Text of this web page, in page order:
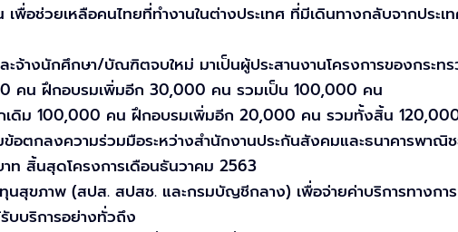
อช่วยเหลือคนไทยที่ทำงานในต่างประเทศ ที่มีเดินทางกลับจากประเ
จ้างนักศึกษา/บัณฑิตจบใหม่ มาเป็นผู้ประสานงานโครงการของกระท
คน ฝึกอบรมเพิ่มอีก 30,000 คน รวมเป็น 100,000 คน
เดิม 100,000 คน ฝึกอบรมเพิ่มอีก 20,000 คน รวมทั้งสิ้น
ข้อตกลงความร่วมมือระหว่างสำนักงานประกันสังคมและธนาคารพาณิ
สิ้นสุดโครงการเดือนธันวาคม 2563
สุขภาพ (สปส. สปสช. และกรมบัญชีกลาง) เพื่อจ่ายค่าบริการทางกา
บบริการอย่างทั่วถึง